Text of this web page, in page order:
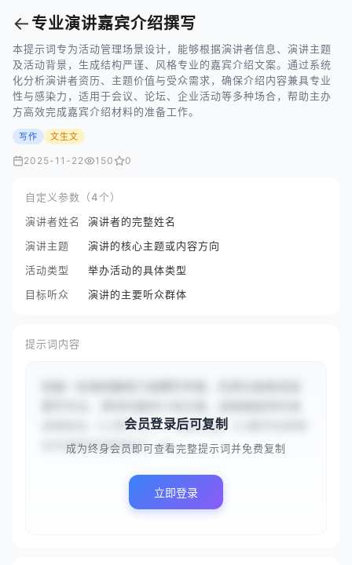
← 专业演讲嘉宾介绍撰写
本提示词专为活动管理场景设计，能够根据演讲者信息、演讲主题
及活动背景，生成结构严谨、风格专业的嘉宾介绍文案。通过系统
化分析演讲者资历、主题价值与受众需求，确保介绍内容兼具专业
性与感染力，适用于会议、论坛、企业活动等多种场合，帮助主办
方高效完成嘉宾介绍材料的准备工作。
写作 文生文
2025-11-22 150 0
自定义参数（4个）
演讲者姓名
演讲者的完整姓名
演讲主题
演讲的核心主题或内容方向
活动类型
举办活动的具体类型
目标听众
演讲的主要听众群体
提示词内容
讲者姓名（{{李华}}）、演讲主题（{{数字化转型
如何重塑传统制造业：从...
会员登录后可复制
成为终身会员即可查看完整提示词并免费复制
立即登录